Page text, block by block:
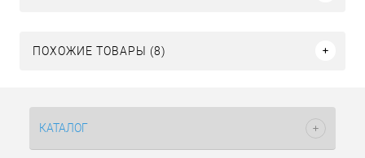
ПОХОЖИЕ ТОВАРЫ (8)
КАТАЛОГ